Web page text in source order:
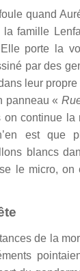
quand
la famille
porte la
par des
leur
panneau «
continue la
est que
blancs
le micro, on
de la